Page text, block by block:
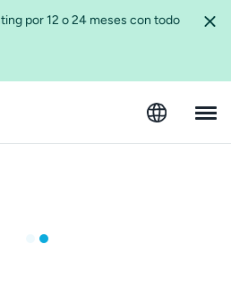
por 12 o 24 meses con todo